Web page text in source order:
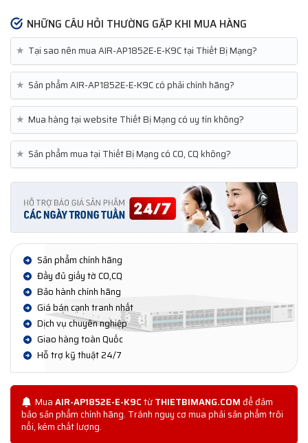
NHỮNG CÂU HỎI THƯỜNG GẶP KHI MUA HÀNG
★ Tại sao nên mua AIR-AP1852E-E-K9C tại Thiết Bị Mạng?
★ Sản phẩm AIR-AP1852E-E-K9C có phải chính hãng?
★ Mua hàng tại website Thiết Bị Mạng có uy tín không?
★ Sản phẩm mua tại Thiết Bị Mạng có CO, CQ không?
Sản phẩm chính hãng
Đầy đủ giấy tờ CO,CQ
Bảo hành chính hãng
Giá bán cạnh tranh nhất
Dịch vụ chuyên nghiệp
Giao hàng toàn Quốc
Hỗ trợ kỹ thuật 24/7
MuaAIR-AP1852E-E-K9CtừTHIETBIMANG.COMđể đảm
bảo sản phẩm chính hãng. Tránh nguy cơ mua phải sản phẩm trôi
nổi, kém chất lượng.